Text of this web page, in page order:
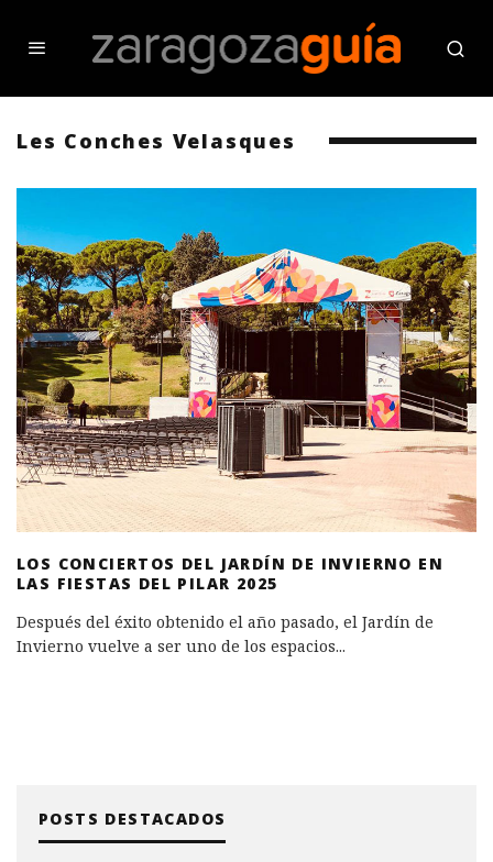
Les Conches Velasques
LOS CONCIERTOS DEL JARDÍN DE INVIERNO EN
LAS FIESTAS DEL PILAR 2025
Después del éxito obtenido el año pasado, el Jardín de
Invierno vuelve a ser uno de los espacios...
POSTS DESTACADOS